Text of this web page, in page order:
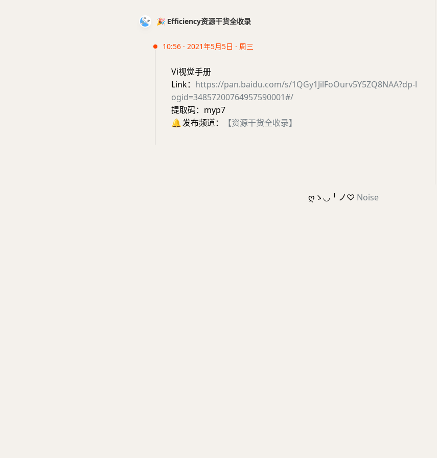
🎉 Efficiency资源干货全收录
10:56 · 2021年5月5日 · 周三
Vi视觉手册
Link： https://pan.baidu.com/s/1QGy1JilFoOurv5Y5ZQ8NAA?dp-l
ogid=34857200764957590001#/
提取码：myp7
🔔发布频道： 【资源干货全收录】
ღゝ◡╹ノ♡ Noise